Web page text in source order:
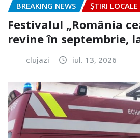
BREAKING NEWS ȘTIRI LOCALE
Festivalul „România
revine în septembrie,
clujazi iul. 13, 2026